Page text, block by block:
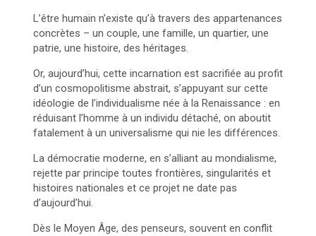
L’être humain n’existe qu’à travers des appartenances
concrètes – un couple, une famille, un quartier, une
patrie, une histoire, des héritages.
Or, aujourd’hui, cette incarnation est sacrifiée au profit
d’un cosmopolitisme abstrait, s’appuyant sur cette
idéologie de l’individualisme née à la Renaissance : en
réduisant l’homme à un individu détaché, on aboutit
fatalement à un universalisme qui nie les différences.
La démocratie moderne, en s’alliant au mondialisme,
rejette par principe toutes frontières, singularités et
histoires nationales et ce projet ne date pas
d’aujourd’hui.
Dès le Moyen Âge, des penseurs, souvent en conflit